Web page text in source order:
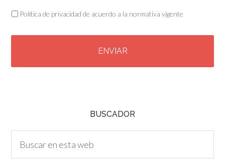
Política de privacidad de acuerdo a la normativa vigente
BUSCADOR